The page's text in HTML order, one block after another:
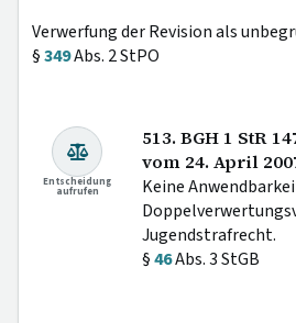
Verwerfung der Revision als
§349Abs. 2 StPO
Entscheidung
aufrufen
513. BGH 1 StR
vom 24. April
Keine
Jugendstrafrecht.
§46Abs. 3 StGB